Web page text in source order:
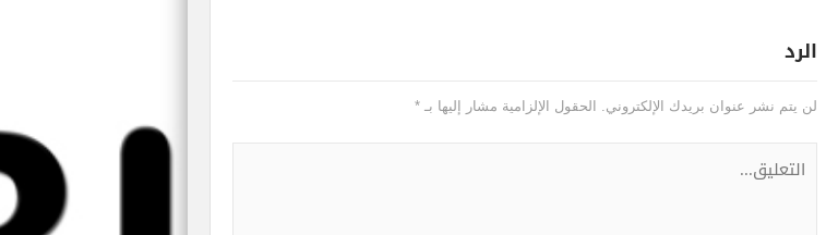
الرد
لن يتم نشر عنوان بريدك الإلكتروني. الحقول الإلزامية مشار إليها بـ *